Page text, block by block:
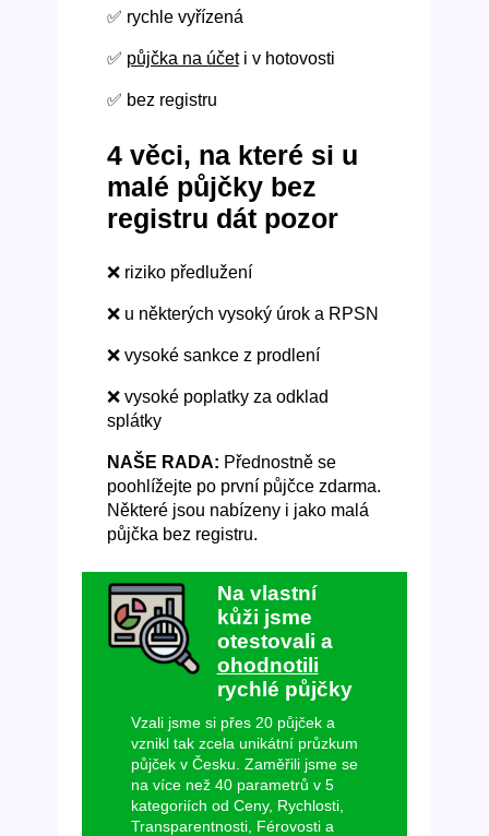
✅ rychle vyřízená
✅ půjčka na účeti v hotovosti
✅ bez registru
4 věci, na které si u
malé půjčky bez
registru dát pozor
❌ riziko předlužení
❌ u některých vysoký úrok a RPSN
❌ vysoké sankce z prodlení
❌ vysoké poplatky za odklad
splátky
NAŠE RADA: Přednostně se
poohlížejte po první půjčce zdarma.
Některé jsou nabízeny i jako malá
půjčka bez registru.
Na vlastní
kůži jsme
otestovali a
ohodnotili
rychlé půjčky
Vzali jsme si přes 20 půjček a
vznikl tak zcela unikátní průzkum
půjček v Česku. Zaměřili jsme se
na více než 40 parametrů v 5
kategoriích od Ceny, Rychlosti,
Transparentnosti, Férovosti a